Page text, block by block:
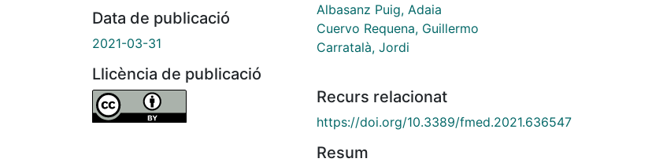
Data de publicació
2021-03-31
Llicència de publicació
Albasanz Puig, Adaia
Cuervo Requena, Guillermo
Carratalà, Jordi
Recurs relacionat
https://doi.org/10.3389/fmed.2021.636547
Resum